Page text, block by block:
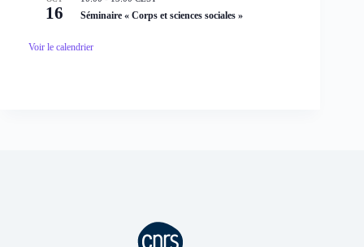
16 Séminaire « Corps et sciences sociales »
Voir le calendrier